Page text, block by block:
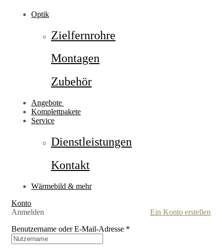
Optik
Zielfernrohre
Montagen
Zubehör
Angebote
Komplettpakete
Service
Dienstleistungen
Kontakt
Wärmebild & mehr
Konto
Anmelden
Ein Konto erstellen
Benutzername oder E-Mail-Adresse *